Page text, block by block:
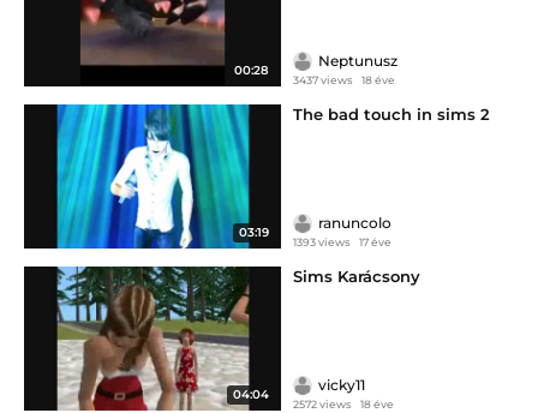
00:28
Neptunusz
3437 views 18 éve
03:19
The bad touch in sims 2
ranuncolo
1393 views 17 éve
04:04
Sims Karácsony
vicky11
2572 views 18 éve